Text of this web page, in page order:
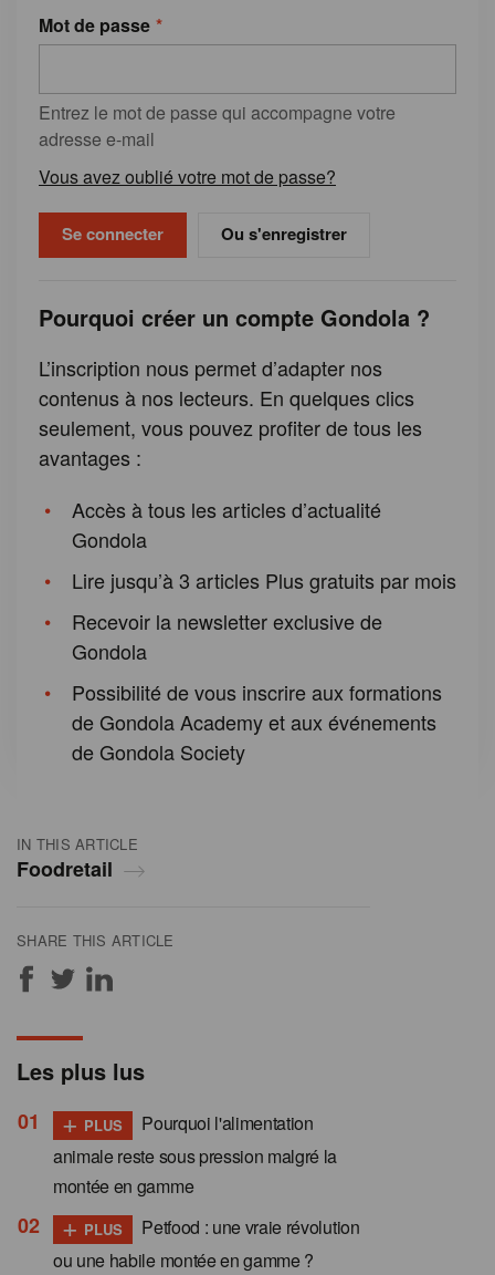
IN THIS ARTICLE
Foodretail
SHARE THIS ARTICLE
Mot de passe
Entrez le mot de passe qui accompagne votre
adresse e-mail
Vous avez oublié votre mot de passe?
Ou s'enregistrer
Pourquoi créer un compte Gondola ?
L’inscription nous permet d’adapter nos
contenus à nos lecteurs. En quelques clics
seulement, vous pouvez profiter de tous les
avantages :
Accès à tous les articles d’actualité
Gondola
Lire jusqu’à 3 articles Plus gratuits par mois
Recevoir la newsletter exclusive de
Gondola
Possibilité de vous inscrire aux formations
de Gondola Academy et aux événements
de Gondola Society
Les plus lus
+ PLUS
Pourquoi l'alimentation
animale reste sous pression malgré la
montée en gamme
+ PLUS
Petfood : une vraie révolution
ou une habile montée en gamme ?